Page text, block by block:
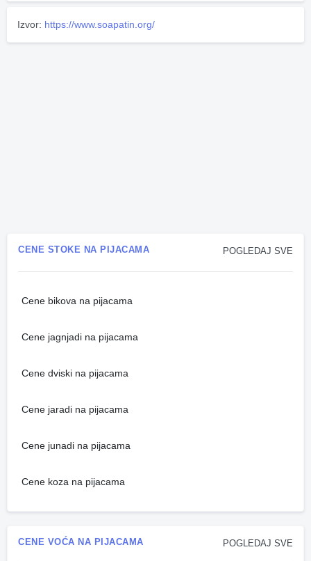
Izvor: https://www.soapatin.org/
POGLEDAJ SVE
CENE STOKE NA PIJACAMA
Cene bikova na pijacama
Cene jagnjadi na pijacama
Cene dviski na pijacama
Cene jaradi na pijacama
Cene junadi na pijacama
Cene koza na pijacama
POGLEDAJ SVE
CENE VOĆA NA PIJACAMA